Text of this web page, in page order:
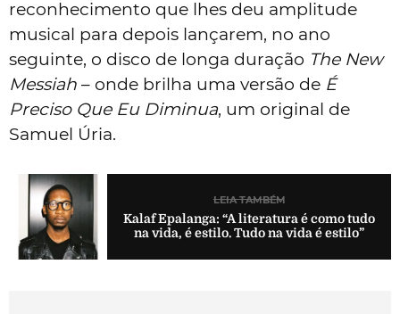
reconhecimento que lhes deu amplitude
musical para depois lançarem, no ano
seguinte, o disco de longa duração The New
Messiah – onde brilha uma versão de É
Preciso Que Eu Diminua, um original de
Samuel Úria.
LEIA TAMBÉM
Kalaf Epalanga: “A literatura é como tudo
na vida, é estilo. Tudo na vida é estilo”